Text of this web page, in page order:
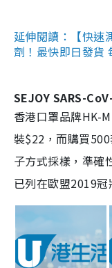
延伸閱讀：【快速
劑！最快即日發貨
SEJOY SARS-
香港口罩品牌HK-
裝$22，而購買
子方式採樣，準確
已列在歐盟2019